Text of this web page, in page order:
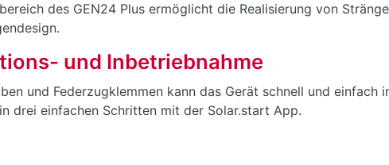
des GEN24 Plus ermöglicht die Realisierung von
und Inbetriebnahme
und Federzugklemmen kann das Gerät schnell und
drei einfachen Schritten mit der Solar.start App.